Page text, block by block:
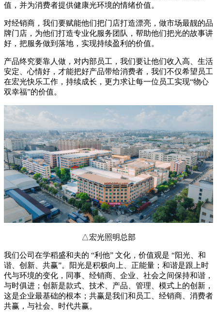
值，并为消费者提供健康光环境的情绪价值。
对经销商，我们要赋能他们把门店打造漂亮，做市场最靓的品
牌门店，为他们打造专业化服务团队，帮助他们把光的故事讲
好，把服务做到落地，实现持续盈利的价值。
产品终究要靠人做，对内部员工，我们要让他们收入高、生活
安定、心情好，才能把好产品带给消费者，我们不仅希望员工
在宏光快乐工作，持续成长，更力求让每一位员工实现“物心
双幸福”的价值。
△宏光照明总部
我们公司在学稻盛和夫的 “利他” 文化，价值观是 “阳光、和
谐、创新、共赢”。阳光是积极向上、正能量；和谐是跟上时
代与环境的变化，同事、经销商、企业、社会之间保持和谐，
与时俱进；创新是款式、技术、产品、管理、模式上的创新，
这是企业最基础的根本；共赢是我们和员工、经销商、消费者
共赢，与社会、时代共赢。